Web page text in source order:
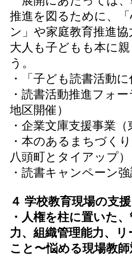
推進を図るために、
ン」や家庭教育推進
大人も子どもも本に
う。
・「子ども読書活動
・読書活動推進フォ
地区開催）
・企業文庫支援事業
・本のあるまちづく
八頭町とタイアップ）
・読書キャンペーン
４ 学校教育現場の支援
・人権を柱に置いた
力、組織管理能力、
こと〜悩める現場教